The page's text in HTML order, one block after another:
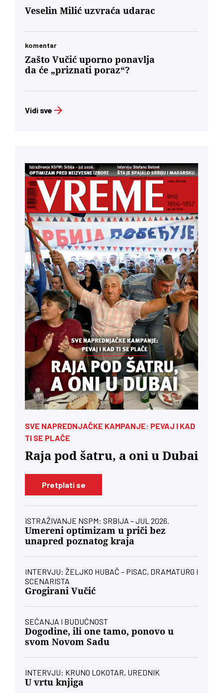
Veselin Milić uzvraća udarac
komentar
Zašto Vučić uporno ponavlja
da će „priznati poraz“?
Vidi sve
SVE NAPREDNJAČKE KAMPANJE: PEVAJ I KAD
TI SE PLAČE
Raja pod šatru, a oni u Dubai
Pretplati se
ISTRAŽIVANJE NSPM: SRBIJA – JUL 2026.
Umereni optimizam u priči bez
unapred poznatog kraja
INTERVJU: ŽELJKO HUBAČ – PISAC, DRAMATURG I
SCENARISTA
Grogirani Vučić
SEĆANJA I BUDUĆNOST
Dogodine, ili one tamo, ponovo u
svom Novom Sadu
INTERVJU: KRUNO LOKOTAR, UREDNIK
U vrtu knjiga